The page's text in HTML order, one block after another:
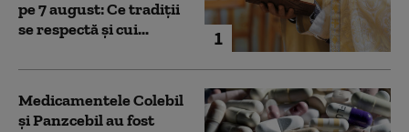
1
pe 7 august: Ce tradiții
se respectă și cui...
Medicamentele Colebil
și Panzcebil au fost